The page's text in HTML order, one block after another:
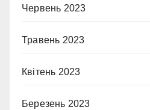
Червень 2023
Травень 2023
Квітень 2023
Березень 2023